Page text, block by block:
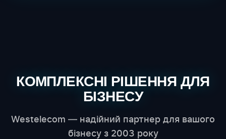
КОМПЛЕКСНІ РІШЕННЯ ДЛЯ
БІЗНЕСУ
Westelecom — надійний партнер для вашого
бізнесу з 2003 року